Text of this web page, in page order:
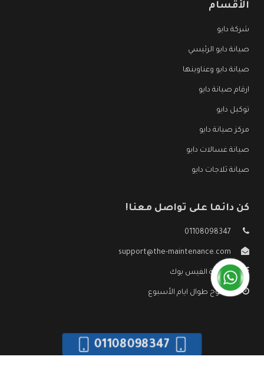
الأقسام
شركة دايو
صيانة دايو الرئيسي
صيانة دايو وعناوينها
ارقام صيانة دايو
توكيل دايو
مركز صيانة دايو
صيانة غسالات دايو
صيانة ثلاجات دايو
كن دائما على تواصل معنا!
01108098347
support@the-maintenance.com
صفحة الفيس بوك
مفتوح طوال ايام الأسبوع
01108098347